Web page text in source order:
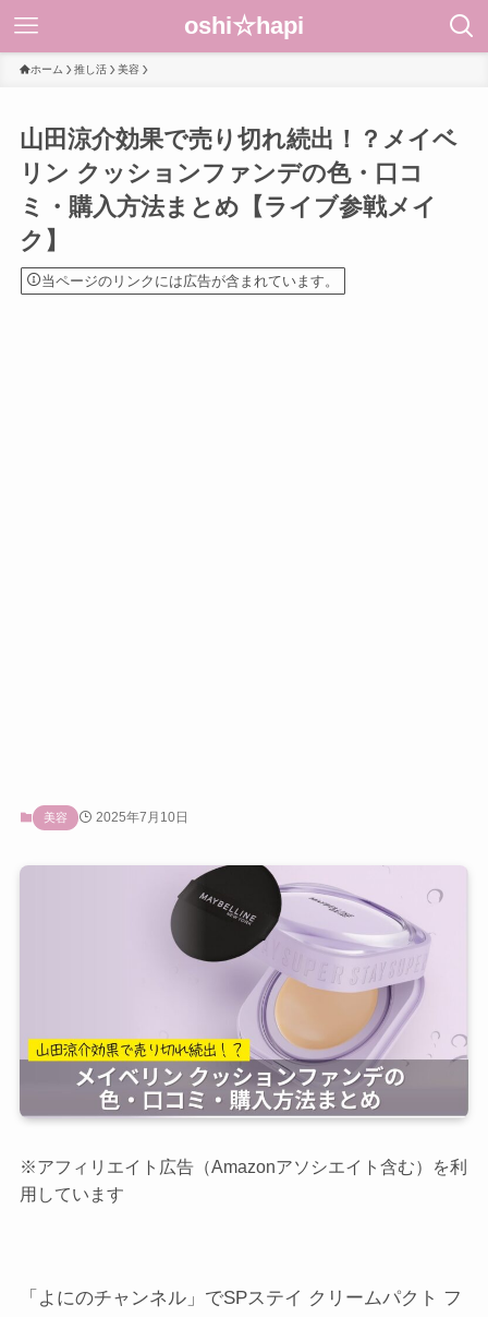
oshi☆hapi
ホーム 推し活 美容
山田涼介効果で売り切れ続出！？メイベ
リン クッションファンデの色・口コ
ミ・購入方法まとめ【ライブ参戦メイ
ク】
当ページのリンクには広告が含まれています。
美容 2025年7月10日
※アフィリエイト広告（Amazonアソシエイト含む）を利
用しています
「よにのチャンネル」でSPステイ クリームパクト フ